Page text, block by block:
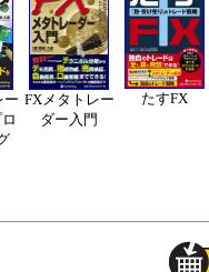
ー FXメタトレー
ダー入門
たすFX